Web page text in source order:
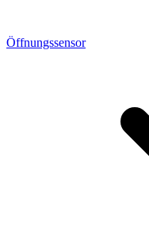
Öffnungssensor